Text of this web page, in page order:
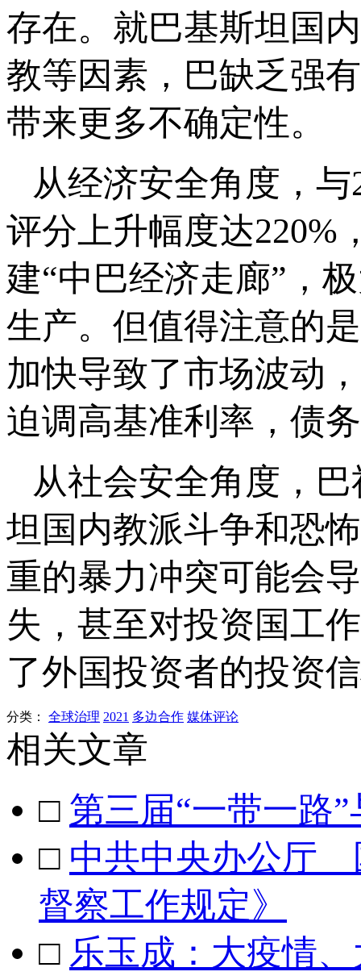
存在。就巴基斯坦国
教等因素，巴缺乏强
带来更多不确定性。
从经济安全角度，
评分上升幅度达220%
建“中巴经济走廊”，
生产。但值得注意的
加快导致了市场波动
迫调高基准利率，债
从社会安全角度，
坦国内教派斗争和恐
重的暴力冲突可能会
失，甚至对投资国工
了外国投资者的投资
分类： 全球治理 2021 多边合作 媒体评论
相关文章
□ 第三届“一带一路
□ 中共中央办公厅
督察工作规定》
□ 乐玉成：大疫情